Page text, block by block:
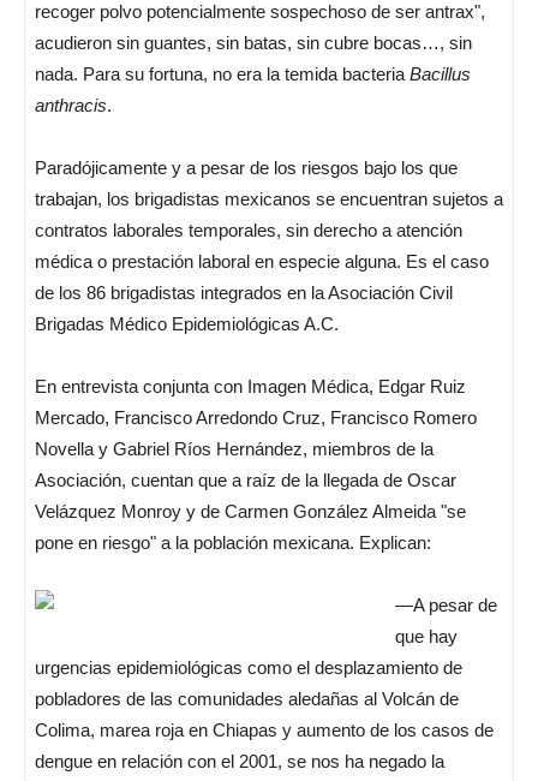
recoger polvo potencialmente sospechoso de ser antrax",
acudieron sin guantes, sin batas, sin cubre bocas…, sin
nada. Para su fortuna, no era la temida bacteria Bacillus
anthracis.
Paradójicamente y a pesar de los riesgos bajo los que
trabajan, los brigadistas mexicanos se encuentran sujetos a
contratos laborales temporales, sin derecho a atención
médica o prestación laboral en especie alguna. Es el caso
de los 86 brigadistas integrados en la Asociación Civil
Brigadas Médico Epidemiológicas A.C.
En entrevista conjunta con Imagen Médica, Edgar Ruiz
Mercado, Francisco Arredondo Cruz, Francisco Romero
Novella y Gabriel Ríos Hernández, miembros de la
Asociación, cuentan que a raíz de la llegada de Oscar
Velázquez Monroy y de Carmen González Almeida "se
pone en riesgo" a la población mexicana. Explican:
—A pesar de
que hay
urgencias epidemiológicas como el desplazamiento de
pobladores de las comunidades aledañas al Volcán de
Colima, marea roja en Chiapas y aumento de los casos de
dengue en relación con el 2001, se nos ha negado la